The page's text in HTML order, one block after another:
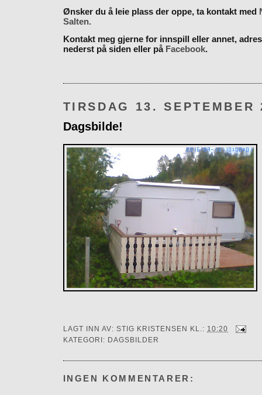
Ønsker du å leie plass der oppe, ta kontakt med
Salten.
Kontakt meg gjerne for innspill eller annet,
nederst på siden eller på Facebook.
TIRSDAG 13. SEPTEMBER
Dagsbilde!
LAGT INN AV: STIG KRISTENSEN KL.: 10:20
KATEGORI: DAGSBILDER
INGEN KOMMENTARER: